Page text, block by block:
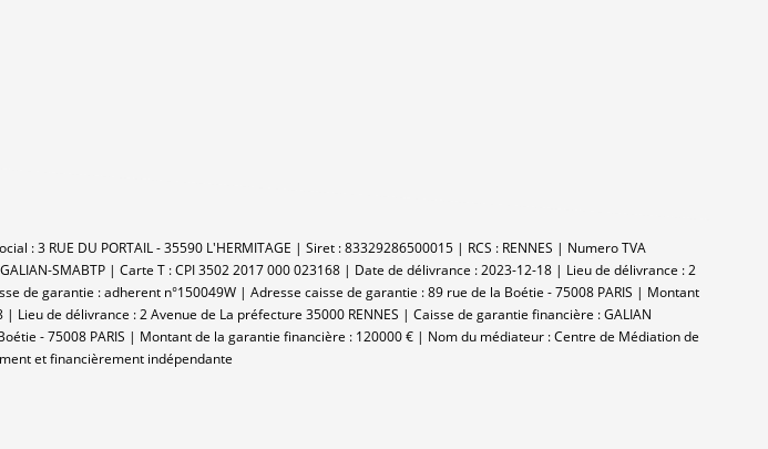
: 3 RUE DU PORTAIL - 35590 L'HERMITAGE | Siret : 83329286500015 | RCS : RENNES | Numero TVA
SMABTP | Carte T : CPI 3502 2017 000 023168 | Date de délivrance : 2023-12-18 | Lieu de délivrance : 2
de garantie : adherent n°150049W | Adresse caisse de garantie : 89 rue de la Boétie - 75008 PARIS | Montant
de délivrance : 2 Avenue de La préfecture 35000 RENNES | Caisse de garantie financière : GALIAN
- 75008 PARIS | Montant de la garantie financière : 120000 € | Nom du médiateur : Centre de Médiation de
et financièrement indépendante